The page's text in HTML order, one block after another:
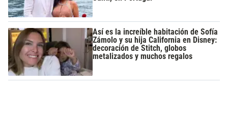
Así es la increíble habitación de Sofía
Zámolo y su hija California en Disney:
decoración de Stitch, globos
metalizados y muchos regalos